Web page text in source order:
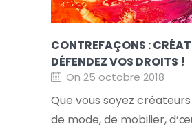
CONTREFAÇONS :
DÉFENDEZ VOS DROITS !
On 25 octobre 2018
Que vous soyez
de mode, de mobilier,